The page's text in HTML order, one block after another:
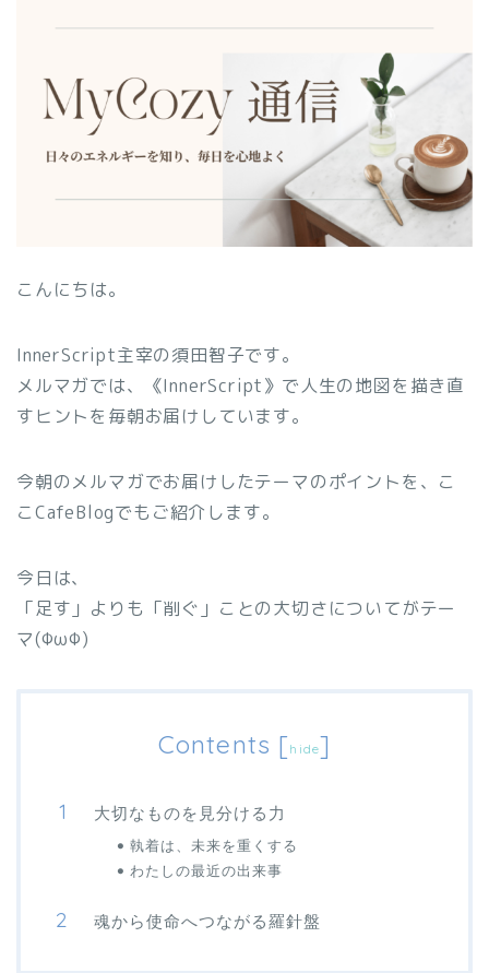
こんにちは。
InnerScript主宰の須田智子です。
メルマガでは、《InnerScript》で人生の地図を描き直
すヒントを毎朝お届けしています。
今朝のメルマガでお届けしたテーマのポイントを、こ
こCafeBlogでもご紹介します。
今日は、
「足す」よりも「削ぐ」ことの大切さについてがテー
マ(ΦωΦ)
Contents [ hide]
大切なものを見分ける力
執着は、未来を重くする
わたしの最近の出来事
魂から使命へつながる羅針盤